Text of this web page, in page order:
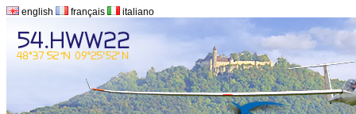
english français italiano